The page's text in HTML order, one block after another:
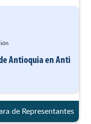
AntioquiaenAnti
de Representantes